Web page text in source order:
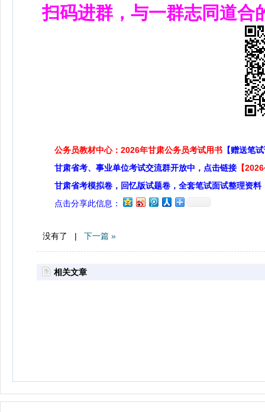
扫码进群，与一群志同道合
公务员教材中心：2026年甘肃公务员考试用书 【赠送笔
甘肃省考、事业单位考试交流群开放中，点击链接 【
甘肃省考模拟卷，回忆版试题卷，全套笔试面试整理资料
点击分享此信息：
没有了 | 下一篇 »
相关文章